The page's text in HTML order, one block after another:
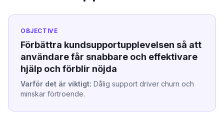
OBJECTIVE
Förbättra kundsupportupplevelsen så att
användare får snabbare och effektivare
hjälp och förblir nöjda
Varför det är viktigt: Dålig support driver churn och
minskar förtroende.